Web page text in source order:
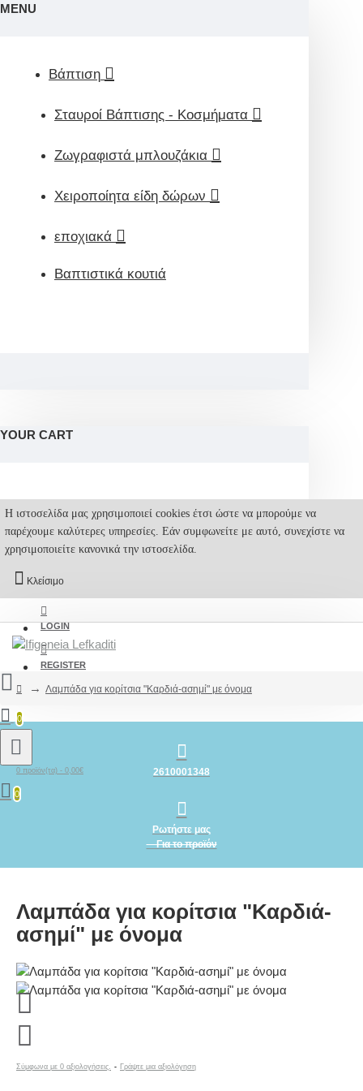
MENU
Βάπτιση
Σταυροί Βάπτισης - Κοσμήματα
Ζωγραφιστά μπλουζάκια
Χειροποίητα είδη δώρων
εποχιακά
Βαπτιστικά κουτιά
YOUR CART
Η ιστοσελίδα μας χρησιμοποιεί cookies έτσι ώστε να μπορούμε να
παρέχουμε καλύτερες υπηρεσίες. Εάν συμφωνείτε με αυτό, συνεχίστε να
χρησιμοποιείτε κανονικά την ιστοσελίδα.
Κλείσιμο
LOGIN
REGISTER
0
0 προϊόν(τα) - 0,00€
0
Λαμπάδα για κορίτσια "Καρδιά-ασημί" με όνομα
2610001348
Ρωτήστε μας
Για το προϊόν
Λαμπάδα για κορίτσια "Καρδιά-
ασημί" με όνομα
Σύμφωνα με 0 αξιολογήσεις. - Γράψτε μια αξιολόγηση